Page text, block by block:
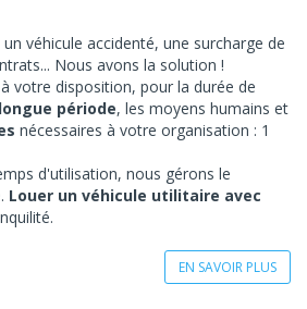
véhicule accidenté, une surcharge de
Nous avons la solution !
votre disposition, pour la durée de
longue période, les moyens humains et
nécessaires à votre organisation : 1
d'utilisation, nous gérons le
Louer un véhicule utilitaire avec
EN SAVOIR PLUS